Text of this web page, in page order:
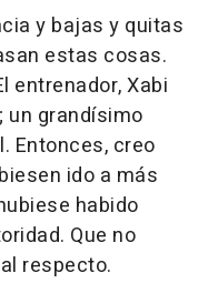
y bajas y quitas
estas cosas.
entrenador, Xabi
un grandísimo
Entonces, creo
ido a más
habido
Que no
respecto.